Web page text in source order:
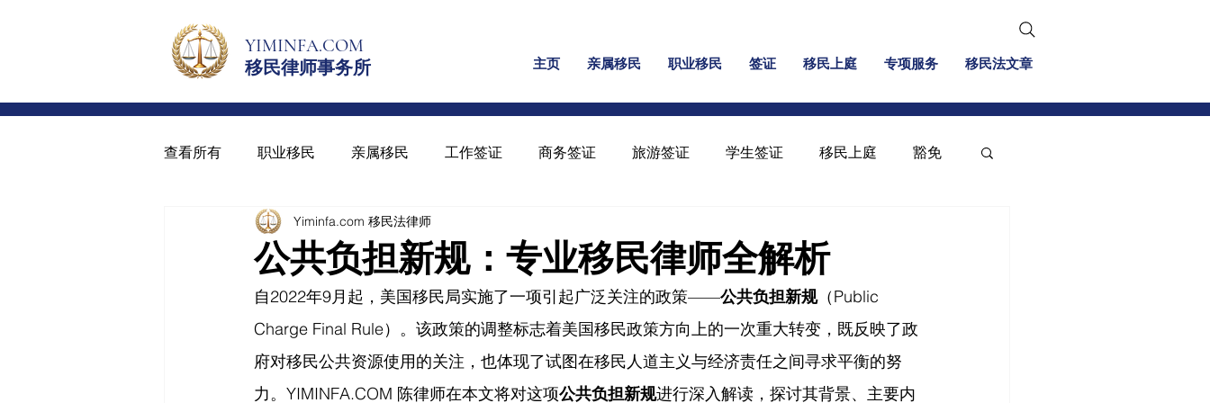
YIMINFA.COM
移民律师事务所
主页 亲属移民 职业移民 签证 移民上庭 专项服务 移民法文章
查看所有 职业移民 亲属移民 工作签证 商务签证 旅游签证 学生签证 移民上庭 豁免
绿卡与入籍 青少年绿卡 保释
公共负担新规：专业移民律师全解析
Yiminfa.com 移民法律师
自2022年9月起，美国移民局实施了一项引起广泛关注的政策——公共负担新规（Public
Charge Final Rule）。该政策的调整标志着美国移民政策方向上的一次重大转变，既反映了政
府对移民公共资源使用的关注，也体现了试图在移民人道主义与经济责任之间寻求平衡的努
力。 YIMINFA.COM 陈律师在本文将对这项公共负担新规进行深入解读，探讨其背景、主要内